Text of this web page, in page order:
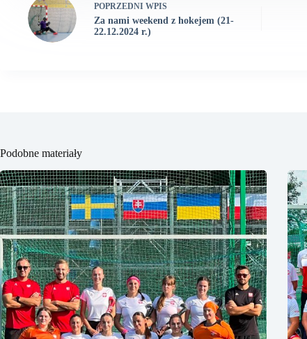
POPRZEDNI WPIS
Za nami weekend z hokejem (21-
22.12.2024 r.)
Podobne materiały